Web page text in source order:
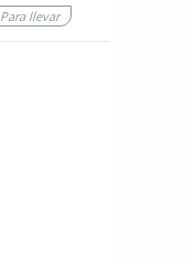
Para llevar